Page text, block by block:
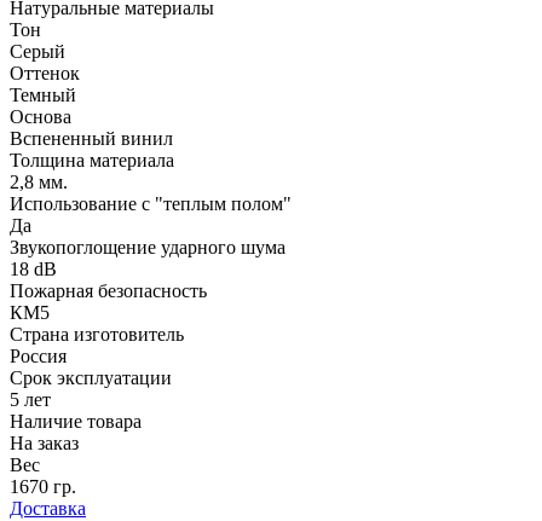
Натуральные материалы
Тон
Серый
Оттенок
Темный
Основа
Вспененный винил
Толщина материала
2,8 мм.
Использование с "теплым полом"
Да
Звукопоглощение ударного шума
18 dB
Пожарная безопасность
КМ5
Страна изготовитель
Россия
Срок эксплуатации
5 лет
Наличие товара
На заказ
Вес
1670 гр.
Доставка